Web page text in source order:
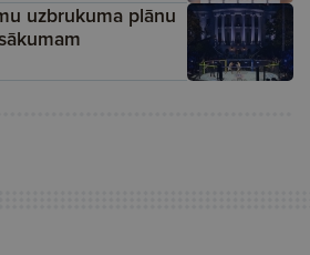
uzbrukuma plānu